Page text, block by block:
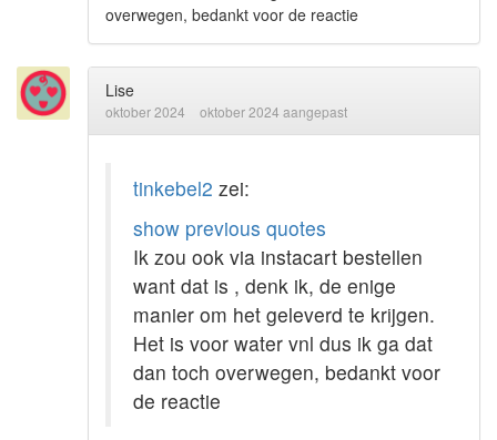
overwegen, bedankt voor de reactie
Lise
oktober 2024 oktober 2024 aangepast
tinkebel2 zei:
show previous quotes
Ik zou ook via instacart bestellen
want dat is , denk ik, de enige
manier om het geleverd te krijgen.
Het is voor water vnl dus ik ga dat
dan toch overwegen, bedankt voor
de reactie